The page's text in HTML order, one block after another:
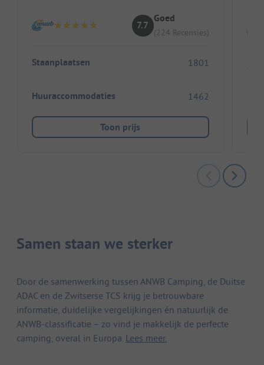
7.7
Goed
(224 Recensies)
Staanplaatsen 1801
Huuraccommodaties 1462
Toon prijs
Samen staan we sterker
Door de samenwerking tussen ANWB Camping, de Duitse
ADAC en de Zwitserse TCS krijg je betrouwbare
informatie, duidelijke vergelijkingen én natuurlijk de
ANWB-classificatie – zo vind je makkelijk de perfecte
camping, overal in Europa. Lees meer.